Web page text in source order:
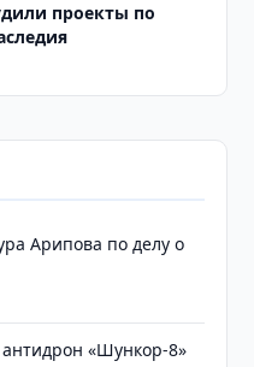
проекты по
Арипова по делу о
«Шункор-8»